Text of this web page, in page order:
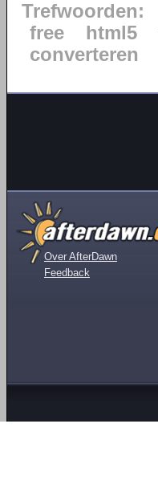
Trefwoorden:
free
html5
converteren
Over AfterDawn
Feedback